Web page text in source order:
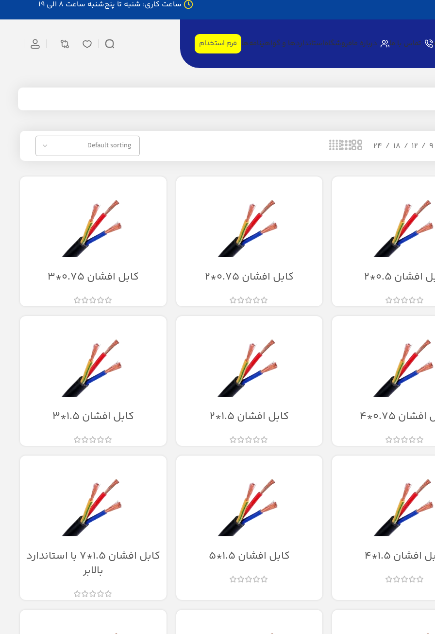
ساعت کاری: شنبه تا پنج‌شنبه ساعت 8 الی 19
تماس با ما درباره مافروشگاهاستانداردها و گواهینامه‌ها فرم استخدام
9
12
18
24
افشان 0.5*2 کابل افشان 0.75*2 کابل افشان 0.75*3
0.75*4 کابل افشان 1.5*2 کابل افشان 1.5*3
افشان 1.5*4 کابل افشان 1.5*5
کابل افشان 1.5*7 با استاندارد
بالابر